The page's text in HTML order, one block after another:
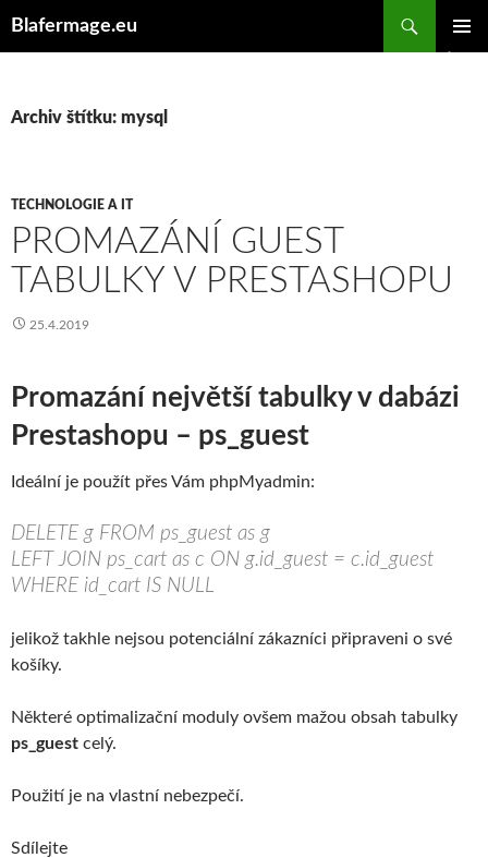
Blafermage.eu
WEBU
Archiv štítku: mysql
TECHNOLOGIE A IT
PROMAZÁNÍ GUEST
TABULKY V PRESTASHOPU
25.4.2019
Promazání největší tabulky v dabázi
Prestashopu – ps_guest
Ideální je použít přes Vám phpMyadmin:
DELETE g FROM ps_guest as g
LEFT JOIN ps_cart as c ON g.id_guest = c.id_guest
WHERE id_cart IS NULL
jelikož takhle nejsou potenciální zákazníci připraveni o své
košíky.
Některé optimalizační moduly ovšem mažou obsah tabulky
ps_guest celý.
Použití je na vlastní nebezpečí.
Sdílejte